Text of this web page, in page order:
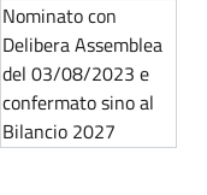
Nominato con
Delibera Assemblea
del 03/08/2023 e
confermato sino al
Bilancio 2027